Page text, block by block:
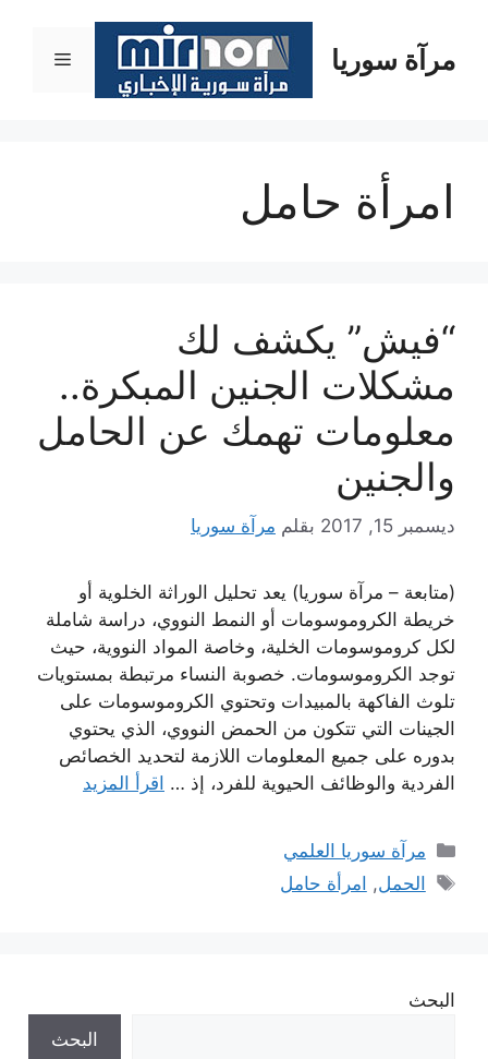
المحتوىمرآة سوريا القائمة
امرأة حامل
“فيش” يكشف لك
مشكلات الجنين المبكرة..
معلومات تهمك عن الحامل
والجنين
ديسمبر 15, 2017 بقلم مرآة سوريا
(متابعة – مرآة سوريا) يعد تحليل الوراثة الخلوية أو
خريطة الكروموسومات أو النمط النووي، دراسة شاملة
لكل كروموسومات الخلية، وخاصة المواد النووية، حيث
توجد الكروموسومات. خصوبة النساء مرتبطة بمستويات
تلوث الفاكهة بالمبيدات وتحتوي الكروموسومات على
الجينات التي تتكون من الحمض النووي، الذي يحتوي
بدوره على جميع المعلومات اللازمة لتحديد الخصائص
الفردية والوظائف الحيوية للفرد، إذ … اقرأ المزيد
التصنيفات
مرآة سوريا العلمي
الوسوم
الحمل, امرأة حامل
البحث
البحث